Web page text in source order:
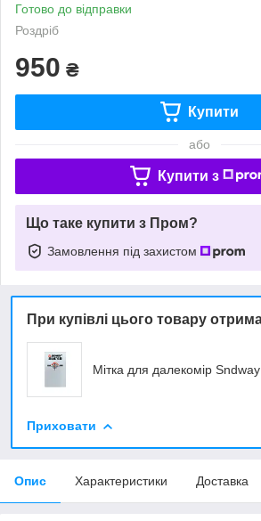
Готово до відправки
Роздріб
950 ₴
Купити
або
Купити з
Що таке купити з Пром?
Замовлення під захистом
При купівлі цього товару
Мітка для далекомір Sndway
Приховати
Опис Характеристики Доставка